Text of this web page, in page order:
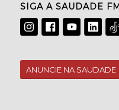
SIGA A SAUDADE
ANUNCIE NA SAUDADE